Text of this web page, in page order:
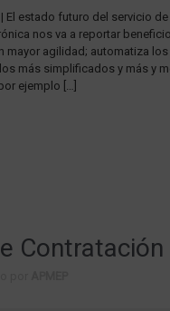
El estado futuro del servicio
nos va a reportar
mayor agilidad; automatiza
más simplificados y más y
ejemplo […]
Contratación